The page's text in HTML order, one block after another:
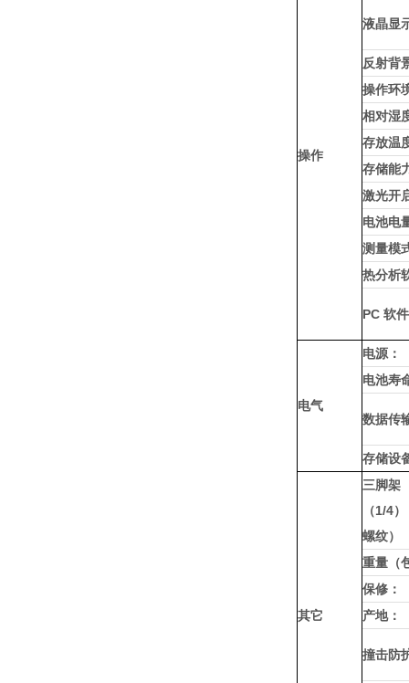
操作
液晶显
反射背
操作环
相对湿
存放温
存储能
激光开
电池电
测量模
热分析
PC 软
电气
电源：
电池寿
数据传
存储设
其它
三脚架
（1/4
螺纹）
重量（
保修：
产地：
撞击防